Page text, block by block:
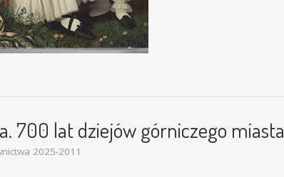
700 lat dziejów górniczego miasta
2025-2011